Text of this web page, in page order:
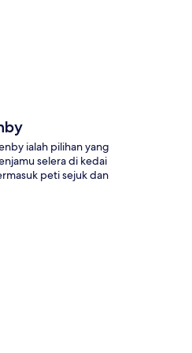
ialah pilihan yang
selera di kedai
peti sejuk dan